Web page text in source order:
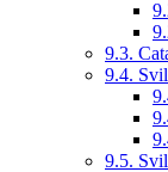
9.3.
9.4.
9.5.